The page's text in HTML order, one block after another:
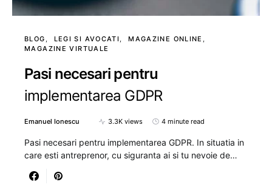
BLOG LEGI SI AVOCATI
MAGAZINE ONLINE
MAGAZINE VIRTUALE
Pasi necesari pentru
implementarea GDPR
Emanuel Ionescu 3.3K views 4 minute read
Pasi necesari pentru implementarea GDPR. In situatia in
care esti antreprenor, cu siguranta ai si tu nevoie de…